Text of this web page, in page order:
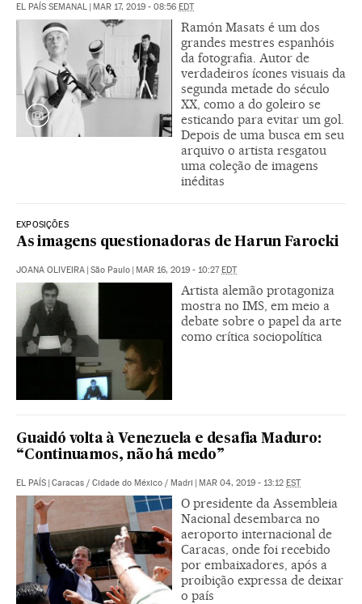
EL PAÍS SEMANAL | MAR 17, 2019 - 08:56 EDT
Ramón Masats é um dos
grandes mestres espanhóis
da fotografia. Autor de
verdadeiros ícones visuais da
segunda metade do século
XX, como a do goleiro se
esticando para evitar um gol.
Depois de uma busca em seu
arquivo o artista resgatou
uma coleção de imagens
inéditas
EXPOSIÇÕES
As imagens questionadoras de Harun Farocki
JOANA OLIVEIRA | São Paulo | MAR 16, 2019 - 10:27EDT
Artista alemão protagoniza
mostra no IMS, em meio a
debate sobre o papel da arte
como crítica sociopolítica
Guaidó volta à Venezuela e desafia Maduro:
“Continuamos, não há medo”
EL PAÍS | Caracas / Cidade do México / Madri | MAR 04, 2019 - 13:12 EST
O presidente da Assembleia
Nacional desembarca no
aeroporto internacional de
Caracas, onde foi recebido
por embaixadores, após a
proibição expressa de deixar
o país